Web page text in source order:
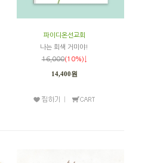
파이디온선교회
나는 회색 거미야!
16,000(10%)↓
14,400원